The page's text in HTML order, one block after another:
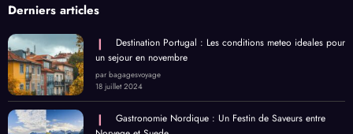
Derniers articles
Destination Portugal : Les conditions meteo ideales pour
un sejour en novembre
par bagagesvoyage
18 juillet 2024
Gastronomie Nordique : Un Festin de Saveurs entre